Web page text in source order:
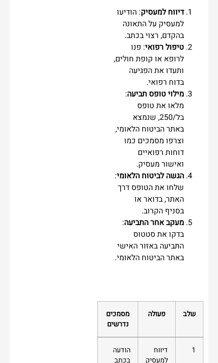
דיווח למעסיק: הודיעו
למעסיק על התאונה
בהקדם, רצוי בכתב.
טיפול רפואי: פנו
לרופא או קופת חולים,
ותעדו את הפגיעה
בדוח רפואי.
מילוי טופס תביעה:
מלאו את טופס
בל/250, שנמצא
באתר הביטוח הלאומי,
וצרפו מסמכים כמו
דוחות רפואיים
ואישור מעסיק.
הגשה לביטוח הלאומי:
שלחו את הטופס דרך
האתר, בדואר או
בסניף הקרוב.
מעקב אחר התביעה:
בדקו את סטטוס
התביעה באזור האישי
באתר הביטוח הלאומי.
שלב פעולה
מסמכים
נדרשים
1
דיווח
למעסיק
הודעה
בכתב